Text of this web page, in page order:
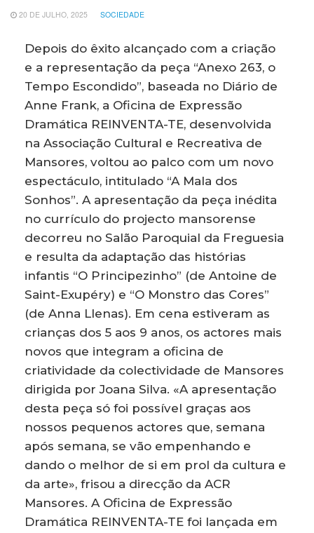
20 DE JULHO, 2025 SOCIEDADE
Depois do êxito alcançado com a criação
e a representação da peça “Anexo 263, o
Tempo Escondido”, baseada no Diário de
Anne Frank, a Oficina de Expressão
Dramática REINVENTA-TE, desenvolvida
na Associação Cultural e Recreativa de
Mansores, voltou ao palco com um novo
espectáculo, intitulado “A Mala dos
Sonhos”. A apresentação da peça inédita
no currículo do projecto mansorense
decorreu no Salão Paroquial da Freguesia
e resulta da adaptação das histórias
infantis “O Principezinho” (de Antoine de
Saint-Exupéry) e “O Monstro das Cores”
(de Anna Llenas). Em cena estiveram as
crianças dos 5 aos 9 anos, os actores mais
novos que integram a oficina de
criatividade da colectividade de Mansores
dirigida por Joana Silva. «A apresentação
desta peça só foi possível graças aos
nossos pequenos actores que, semana
após semana, se vão empenhando e
dando o melhor de si em prol da cultura e
da arte», frisou a direcção da ACR
Mansores. A Oficina de Expressão
Dramática REINVENTA-TE foi lançada em